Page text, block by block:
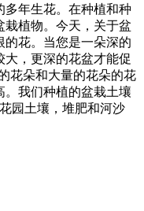
多年生花。在种植和种
栽植物。今天，关于盆
的花。当您是一朵深的
，更深的花盆才能促
花朵和大量的花朵的花
。我们种植的盆栽土壤
园土壤，堆肥和河沙